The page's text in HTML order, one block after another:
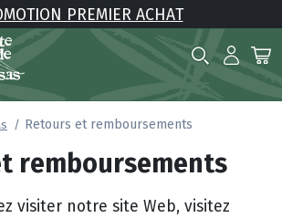
PREMIER ACHAT
Retours et remboursements
remboursements
visiter notre site Web, visitez